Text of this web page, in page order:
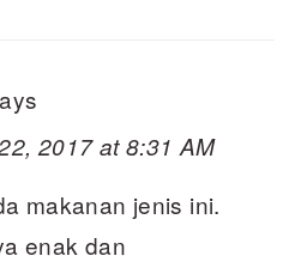
2017 at 8:31 AM
makanan jenis ini.
enak dan